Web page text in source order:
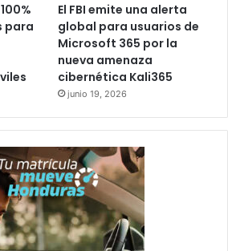
para
El FBI emite una alerta
global para usuarios de
Microsoft 365 por la
nueva amenaza
cibernética Kali365
junio 19, 2026